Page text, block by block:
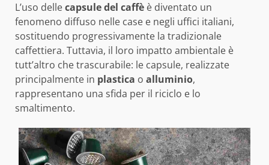
L’uso dellecapsule del caffè è diventato un
fenomeno diffuso nelle case e negli uffici italiani,
sostituendo progressivamente la tradizionale
caffettiera. Tuttavia, il loro impatto ambientale è
tutt’altro che trascurabile: le capsule, realizzate
principalmente in plastica o alluminio,
rappresentano una sfida per il riciclo e lo
smaltimento.